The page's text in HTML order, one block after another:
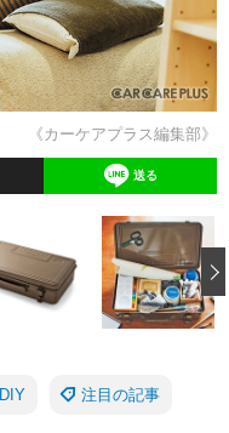
《カーケアプラス編集部》
送る
DIY 注目の記事